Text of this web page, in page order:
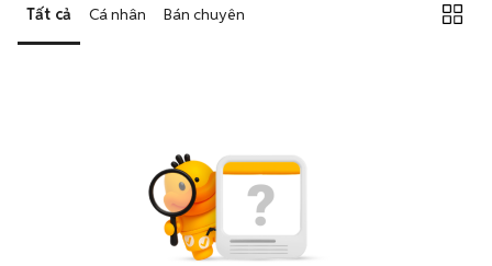
Tất cả Cá nhân Bán chuyên